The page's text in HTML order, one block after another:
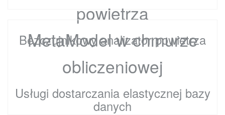
powietrza
Bezczujnikowy analizator powietrza
MetaModel w chmurze
obliczeniowej
Usługi dostarczania elastycznej bazy
danych